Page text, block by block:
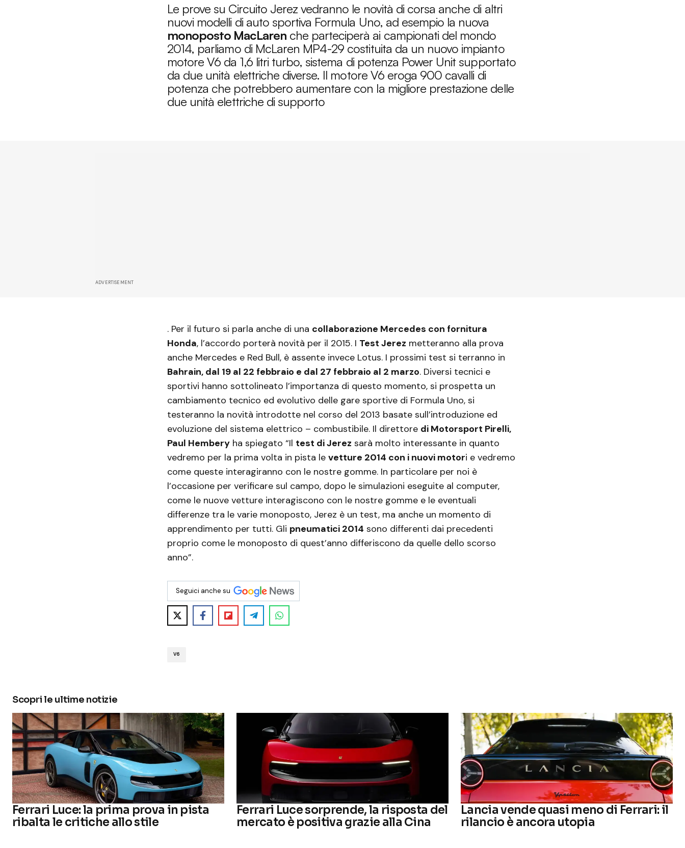
Le prove su Circuito Jerez vedranno le novità di corsa anche di altri
nuovi modelli di auto sportiva Formula Uno, ad esempio la nuova
monoposto MacLarenche parteciperà ai campionati del mondo
2014, parliamo di McLaren MP4-29 costituita da un nuovo impianto
motore V6 da 1,6 litri turbo, sistema di potenza Power Unit supportato
da due unità elettriche diverse. Il motore V6 eroga 900 cavalli di
potenza che potrebbero aumentare con la migliore prestazione delle
due unità elettriche di supporto
ADVERTISEMENT
. Per il futuro si parla anche di una collaborazione Mercedes con fornitura
Honda, l’accordo porterà novità per il 2015. I Test Jerez metteranno alla prova
anche Mercedes e Red Bull, è assente invece Lotus. I prossimi test si terranno in
Bahrain, dal 19 al 22 febbraio e dal 27 febbraio al 2 marzo. Diversi tecnici e
sportivi hanno sottolineato l’importanza di questo momento, si prospetta un
cambiamento tecnico ed evolutivo delle gare sportive di Formula Uno, si
testeranno la novità introdotte nel corso del 2013 basate sull’introduzione ed
evoluzione del sistema elettrico – combustibile. Il direttore di Motorsport Pirelli,
Paul Hembery ha spiegato “Il test di Jerez sarà molto interessante in quanto
vedremo per la prima volta in pista le vetture 2014 con i nuovi motori e vedremo
come queste interagiranno con le nostre gomme. In particolare per noi è
l’occasione per verificare sul campo, dopo le simulazioni eseguite al computer,
come le nuove vetture interagiscono con le nostre gomme e le eventuali
differenze tra le varie monoposto, Jerez è un test, ma anche un momento di
apprendimento per tutti. Gli pneumatici 2014 sono differenti dai precedenti
proprio come le monoposto di quest’anno differiscono da quelle dello scorso
anno”.
Seguici anche su
V6
Scopri le ultime notizie
Ferrari Luce: la prima prova in pista
ribalta le critiche allo stile
Ferrari Luce sorprende, la risposta del
mercato è positiva grazie alla Cina
Lancia vende quasi meno di Ferrari: il
rilancio è ancora utopia